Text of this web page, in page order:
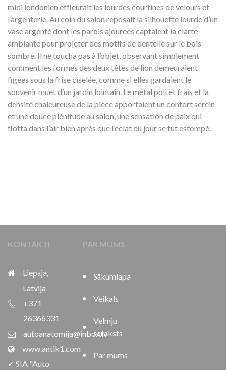
midi londonien effleurait les lourdes courtines de velours et
l’argenterie. Au coin du salon reposait la silhouette lourde d’un
vase argenté dont les parois ajourées captaient la clarté
ambiante pour projeter des motifs de dentelle sur le bois
sombre. Il ne toucha pas à l’objet, observant simplement
comment les formes des deux têtes de lion demeuraient
figées sous la frise ciselée, comme si elles gardaient le
souvenir muet d’un jardin lointain. Le métal poli et frais et la
densité chaleureuse de la pièce apportaient un confort serein
et une douce plénitude au salon, une sensation de paix qui
flotta dans l’air bien après que l’éclat du jour se fut estompé.
KONTAKTI
Liepāja,
Latvija
+371
26366331
autoanatomija@inbox.lv
www.antik1.com
✓ SIA "Auto
PAR MUMS
Sākumlapa
Veikals
Vēlmju
saraksts
Par mums